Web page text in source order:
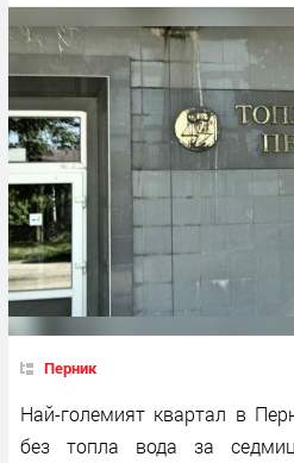
Перник
Най-големият квартал в
без топла вода за